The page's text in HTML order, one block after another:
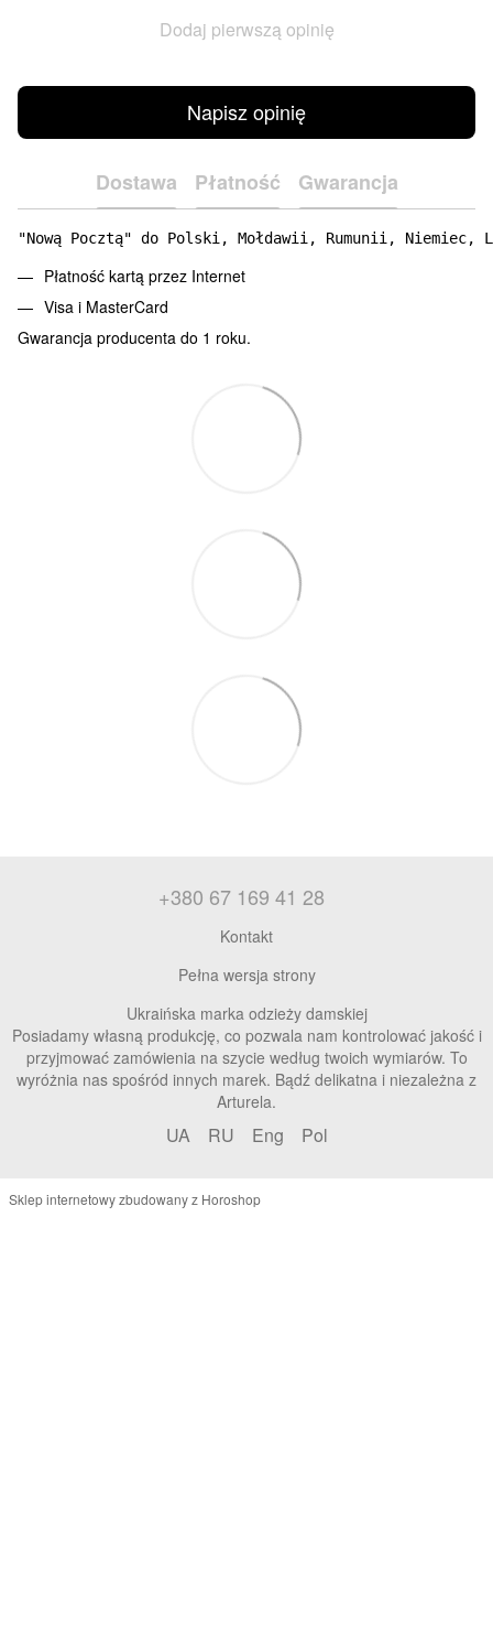
Dodaj pierwszą opinię
Napisz opinię
Dostawa Płatność Gwarancja
"Nową Pocztą" do Polski, Mołdawii, Rumunii, Niemiec,
Płatność kartą przez Internet
Visa i MasterCard
Gwarancja producenta do 1 roku.
+380 67 169 41 28
Kontakt
Pełna wersja strony
Ukraińska marka odzieży damskiej
Posiadamy własną produkcję, co pozwala nam kontrolować jakość i
przyjmować zamówienia na szycie według twoich wymiarów. To
wyróżnia nas spośród innych marek. Bądź delikatna i niezależna z
Arturela.
UA RU Eng Pol
Sklep internetowy zbudowany z Horoshop